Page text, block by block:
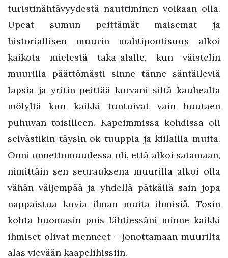
turistinähtävyydestä nauttiminen voikaan olla.
Upeat sumun peittämät maisemat ja
historiallisen muurin mahtipontisuus alkoi
kaikota mielestä taka-alalle, kun väistelin
muurilla päättömästi sinne tänne säntäileviä
lapsia ja yritin peittää korvani siltä kauhealta
mölyltä kun kaikki tuntuivat vain huutaen
puhuvan toisilleen. Kapeimmissa kohdissa oli
selvästikin täysin ok tuuppia ja kiilailla muita.
Onni onnettomuudessa oli, että alkoi satamaan,
nimittäin sen seurauksena muurilla alkoi olla
vähän väljempää ja yhdellä pätkällä sain jopa
nappaistua kuvia ilman muita ihmisiä. Tosin
kohta huomasin pois lähtiessäni minne kaikki
ihmiset olivat menneet – jonottamaan muurilta
alas vievään kaapelihissiin.